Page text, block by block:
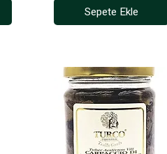
Sepete Ekle